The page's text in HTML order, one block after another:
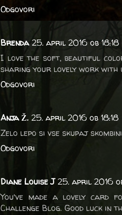
Odgovori
Brenda 25. april 2016 ob 18:18
I love the soft, beautiful
sharing your lovely work with
Odgovori
Anja Ž. 25. april 2016 ob 18:18
Zelo lepo si vse skupaj
Odgovori
Diane Louise J 25. april 2016
You've made a lovely card
Challenge Blog. Good luck in